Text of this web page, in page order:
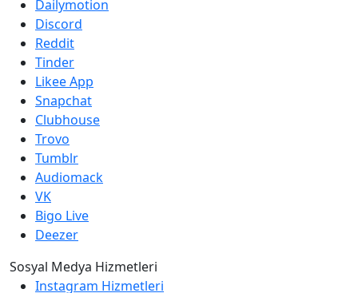
Dailymotion
Discord
Reddit
Tinder
Likee App
Snapchat
Clubhouse
Trovo
Tumblr
Audiomack
VK
Bigo Live
Deezer
Sosyal Medya Hizmetleri
Instagram Hizmetleri